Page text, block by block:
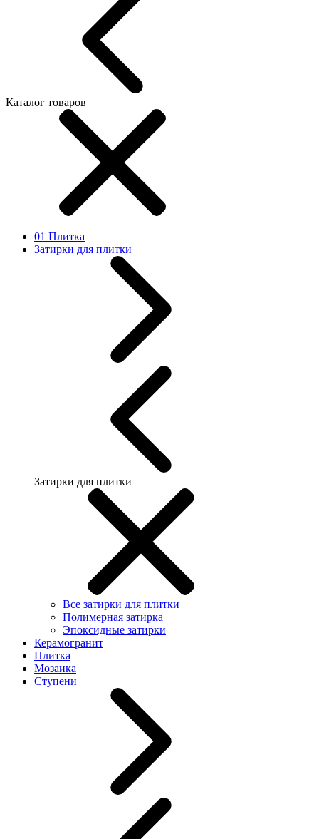
Каталог товаров
01 Плитка
Затирки для плитки
Затирки для плитки
Все затирки для плитки
Полимерная затирка
Эпоксидные затирки
Керамогранит
Плитка
Мозаика
Ступени